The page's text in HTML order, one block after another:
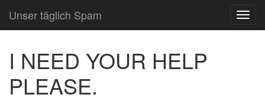
Unser täglich Spam
I NEED YOUR HELP
PLEASE.